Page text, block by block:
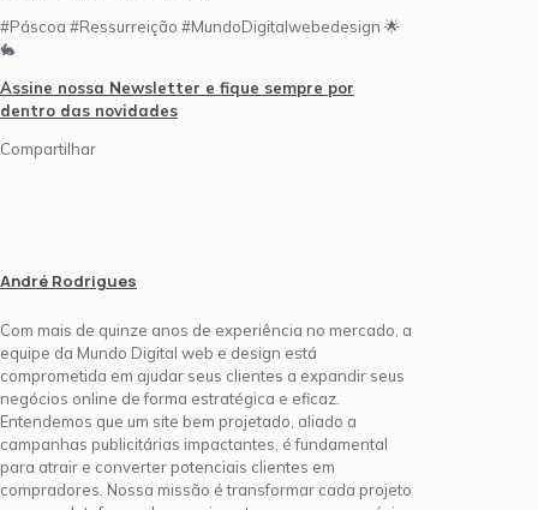
#Páscoa #Ressurreição #MundoDigitalwebedesign 🌟
🐇
Assine nossa Newsletter e fique sempre por
dentro das novidades
Compartilhar
André Rodrigues
Com mais de quinze anos de experiência no mercado, a
equipe da Mundo Digital web e design está
comprometida em ajudar seus clientes a expandir seus
negócios online de forma estratégica e eficaz.
Entendemos que um site bem projetado, aliado a
campanhas publicitárias impactantes, é fundamental
para atrair e converter potenciais clientes em
compradores. Nossa missão é transformar cada projeto